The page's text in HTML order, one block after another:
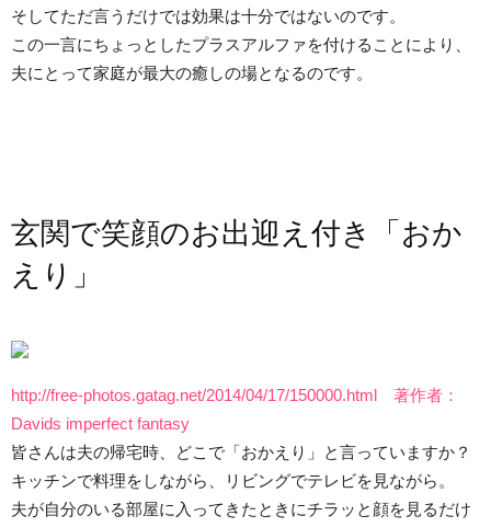
そしてただ言うだけでは効果は十分ではないのです。
この一言にちょっとしたプラスアルファを付けることにより、
夫にとって家庭が最大の癒しの場となるのです。
玄関で笑顔のお出迎え付き「おか
えり」
http://free-photos.gatag.net/2014/04/17/150000.html 著作者：
Davids imperfect fantasy
皆さんは夫の帰宅時、どこで「おかえり」と言っていますか？
キッチンで料理をしながら、リビングでテレビを見ながら。
夫が自分のいる部屋に入ってきたときにチラッと顔を見るだけ